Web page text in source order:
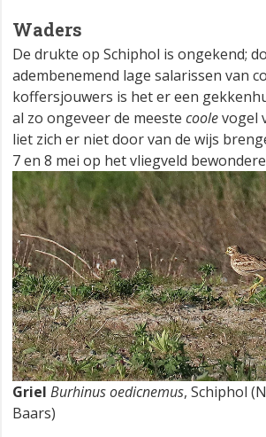
Waders
De drukte op Schiphol is ongekend;
adembenemend lage salarissen van
koffersjouwers is het er een
al zo ongeveer de meeste coolevogel
liet zich er niet door van de wijs
7 en 8 mei op het vliegveld
Griel Burhinus oedicnemus, Schiphol
Baars)